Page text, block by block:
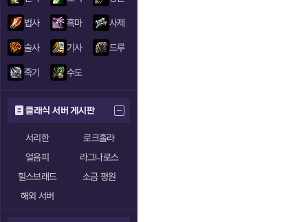
법사 흑마 사제
술사 기사 드루
죽기 수도
클래식 서버 게시판
서리한
로크홀라
얼음피
라그나로스
힐스브래드
소금 평원
해외 서버